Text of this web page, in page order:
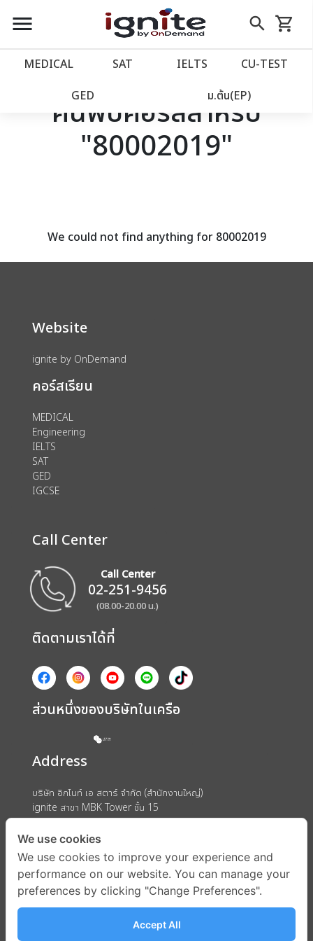
close
account_balance หน้าแรก
เว็บไซต์อิกไนท์
โปรโมชั่น
assignment ลงทะเบียน
menu search
Skip
to
shopping_cart
รถเข็น
MEDICAL SAT IELTS CU‑TEST
GED ม.ต้น(EP)
ค้นพบคอร์สสำหรับ
"80002019"
We could not find anything for 80002019
Website
ignite by OnDemand
คอร์สเรียน
MEDICAL
Engineering
IELTS
SAT
GED
IGCSE
Call Center
Call Center
02-251-9456
(08.00-20.00 น.)
ติดตามเราได้ที่
ส่วนหนึ่งของบริษัทในเครือ
Address
บริษัท อิกไนท์ เอ สตาร์ จำกัด (สำนักงานใหญ่)
ignite สาขา MBK Tower ชั้น 15
ถนนพญาไท แขวงวังใหม่ เขตปทุมวัน กรุงเทพมหานคร 10330
We use cookies
We use cookies to improve your experience and
performance on our website. You can manage your
preferences by clicking "Change Preferences".
Accept All